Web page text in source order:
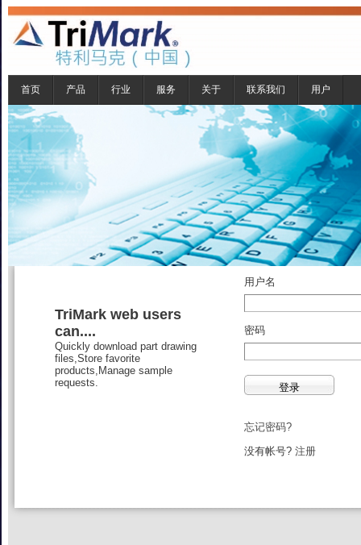
首页 产品 行业 服务 关于 联系我们 用户
TriMark web users
can....
Quickly download part drawing
files,Store favorite
products,Manage sample
requests.
用户名
密码
忘记密码?
没有帐号? 注册